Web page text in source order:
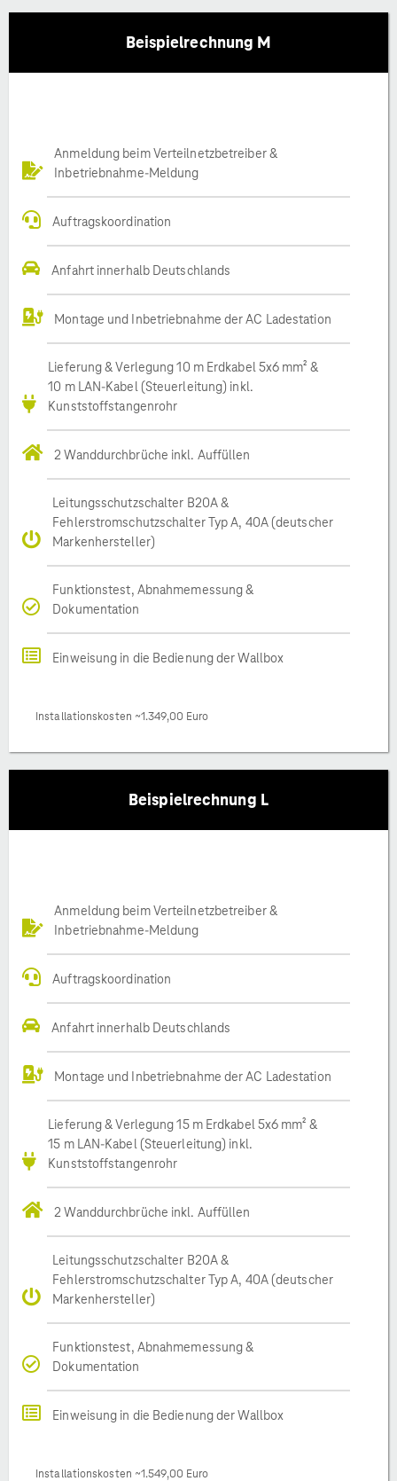
Beispielrechnung M
Anmeldung beim Verteilnetzbetreiber &
Inbetriebnahme-Meldung
Auftragskoordination
Anfahrt innerhalb Deutschlands
Montage und Inbetriebnahme der AC Ladestation
Lieferung & Verlegung 10 m Erdkabel 5x6 mm² &
10 m LAN-Kabel (Steuerleitung) inkl.
Kunststoffstangenrohr
2 Wanddurchbrüche inkl. Auffüllen
Leitungsschutzschalter B20A &
Fehlerstromschutzschalter Typ A, 40A (deutscher
Markenhersteller)
Funktionstest, Abnahmemessung &
Dokumentation
Einweisung in die Bedienung der Wallbox
Installationskosten ~1.349,00 Euro
Beispielrechnung L
Anmeldung beim Verteilnetzbetreiber &
Inbetriebnahme-Meldung
Auftragskoordination
Anfahrt innerhalb Deutschlands
Montage und Inbetriebnahme der AC Ladestation
Lieferung & Verlegung 15 m Erdkabel 5x6 mm² &
15 m LAN-Kabel (Steuerleitung) inkl.
Kunststoffstangenrohr
2 Wanddurchbrüche inkl. Auffüllen
Leitungsschutzschalter B20A &
Fehlerstromschutzschalter Typ A, 40A (deutscher
Markenhersteller)
Funktionstest, Abnahmemessung &
Dokumentation
Einweisung in die Bedienung der Wallbox
Installationskosten ~1.549,00 Euro